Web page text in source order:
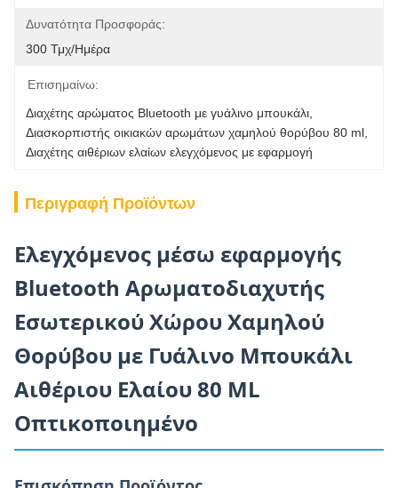
Δυνατότητα Προσφοράς:
300 Τμχ/ημέρα
Επισημαίνω:
Διαχέτης αρώματος Bluetooth με γυάλινο μπουκάλι
Διασκορπιστής οικιακών αρωμάτων χαμηλού θορύβου 80 ml
Διαχέτης αιθέριων ελαίων ελεγχόμενος με εφαρμογή
Περιγραφή Προϊόντων
Ελεγχόμενος μέσω εφαρμογής
Bluetooth Αρωματοδιαχυτής
Εσωτερικού Χώρου Χαμηλού
Θορύβου με Γυάλινο Μπουκάλι
Αιθέριου Ελαίου 80 ML
Οπτικοποιημένο